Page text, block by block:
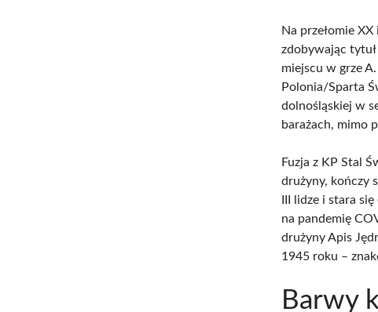
Na przełomie
zdobywając
miejscu w grze
Polonia/Sparta
dolnośląskiej w
barażach, mimo
Fuzja z KP Stal
drużyny, kończy
III lidze i stara
na pandemię
drużyny Apis
1945 roku –
Barwy